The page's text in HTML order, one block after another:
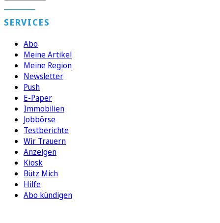
SERVICES
Abo
Meine Artikel
Meine Region
Newsletter
Push
E-Paper
Immobilien
Jobbörse
Testberichte
Wir Trauern
Anzeigen
Kiosk
Bütz Mich
Hilfe
Abo kündigen